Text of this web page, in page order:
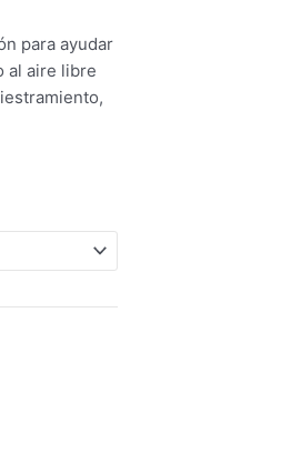
para ayudar
al aire libre